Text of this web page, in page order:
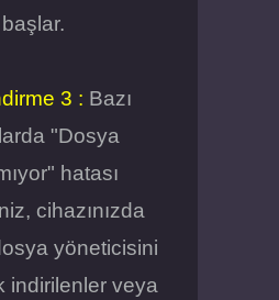
başlar.
3 : Bazı
"Dosya
hatası
cihazınızda
yöneticisini
indirilenler veya